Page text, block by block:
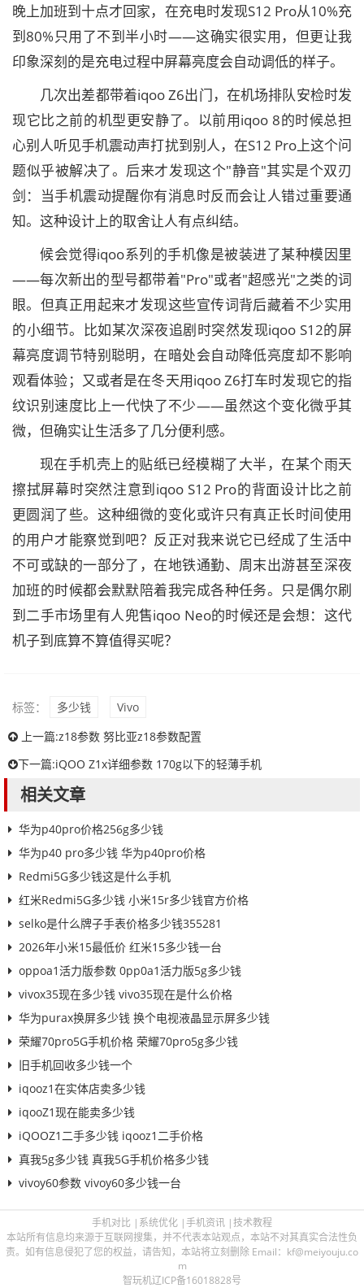
晚上加班到十点才回家，在充电时发现S12 Pro从10%充
到80%只用了不到半小时——这确实很实用，但更让我
印象深刻的是充电过程中屏幕亮度会自动调低的样子。
几次出差都带着iqoo Z6出门，在机场排队安检时发
现它比之前的机型更安静了。以前用iqoo 8的时候总担
心别人听见手机震动声打扰到别人，在S12 Pro上这个问
题似乎被解决了。后来才发现这个"静音"其实是个双刃
剑：当手机震动提醒你有消息时反而会让人错过重要通
知。这种设计上的取舍让人有点纠结。
候会觉得iqoo系列的手机像是被装进了某种模因里
——每次新出的型号都带着"Pro"或者"超感光"之类的词
眼。但真正用起来才发现这些宣传词背后藏着不少实用
的小细节。比如某次深夜追剧时突然发现iqoo S12的屏
幕亮度调节特别聪明，在暗处会自动降低亮度却不影响
观看体验；又或者是在冬天用iqoo Z6打车时发现它的指
纹识别速度比上一代快了不少——虽然这个变化微乎其
微，但确实让生活多了几分便利感。
现在手机壳上的贴纸已经模糊了大半，在某个雨天
擦拭屏幕时突然注意到iqoo S12 Pro的背面设计比之前
更圆润了些。这种细微的变化或许只有真正长时间使用
的用户才能察觉到吧？反正对我来说它已经成了生活中
不可或缺的一部分了，在地铁通勤、周末出游甚至深夜
加班的时候都会默默陪着我完成各种任务。只是偶尔刷
到二手市场里有人兜售iqoo Neo的时候还是会想：这代
机子到底算不算值得买呢？
标签： 多少钱
Vivo
上一篇:z18参数 努比亚z18参数配置
下一篇:iQOO Z1x详细参数 170g以下的轻薄手机
相关文章
华为p40pro价格256g多少钱
华为p40 pro多少钱 华为p40pro价格
Redmi5G多少钱这是什么手机
红米Redmi5G多少钱 小米15r多少钱官方价格
selko是什么牌子手表价格多少钱355281
2026年小米15最低价 红米15多少钱一台
oppoa1活力版参数 0pp0a1活力版5g多少钱
vivox35现在多少钱 vivo35现在是什么价格
华为purax换屏多少钱 换个电视液晶显示屏多少钱
荣耀70pro5G手机价格 荣耀70pro5g多少钱
旧手机回收多少钱一个
iqooz1在实体店卖多少钱
iqooZ1现在能卖多少钱
iQOOZ1二手多少钱 iqooz1二手价格
真我5g多少钱 真我5G手机价格多少钱
vivoy60参数 vivoy60多少钱一台
手机对比 | 系统优化 |手机资讯 |技术教程
本站所有信息均来源于互联网搜集，并不代表本站观点，本站不对其真实合法性负
责。如有信息侵犯了您的权益，请告知，本站将立刻删除 Email：kf@meiyouju.co
m
智玩机辽ICP备16018828号